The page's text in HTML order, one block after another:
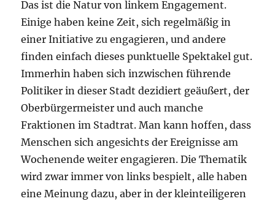
Das ist die Natur von linkem Engagement.
Einige haben keine Zeit, sich regelmäßig in
einer Initiative zu engagieren, und andere
finden einfach dieses punktuelle Spektakel gut.
Immerhin haben sich inzwischen führende
Politiker in dieser Stadt dezidiert geäußert, der
Oberbürgermeister und auch manche
Fraktionen im Stadtrat. Man kann hoffen, dass
Menschen sich angesichts der Ereignisse am
Wochenende weiter engagieren. Die Thematik
wird zwar immer von links bespielt, alle haben
eine Meinung dazu, aber in der kleinteiligeren